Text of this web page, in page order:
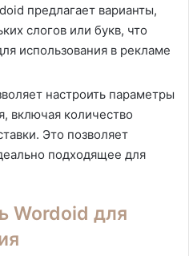
предлагает варианты,
слогов или букв, что
использования в рекламе
настроить параметры
включая количество
Это позволяет
подходящее для
Wordoid для